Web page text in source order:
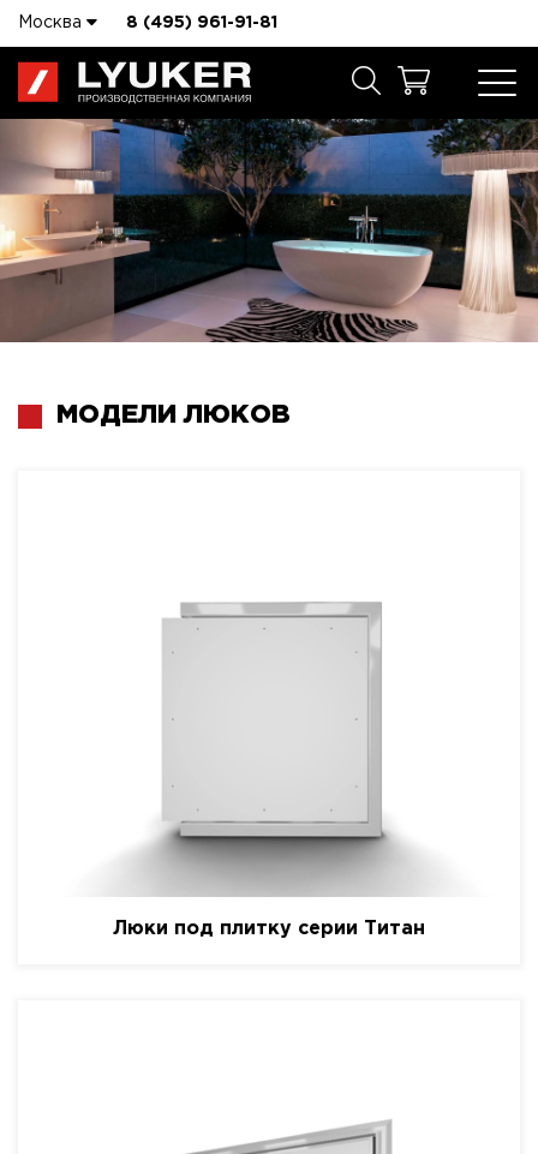
Москва 8 (495) 961-91-81
МОДЕЛИ ЛЮКОВ
Люки под плитку серии Титан